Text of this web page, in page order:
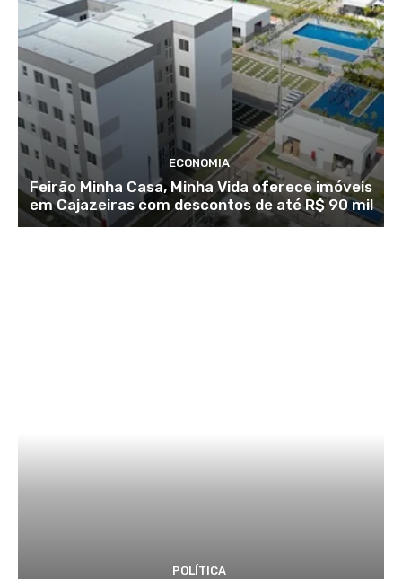
ECONOMIA
Feirão Minha Casa, Minha Vida oferece imóveis
em Cajazeiras com descontos de até R$ 90 mil
POLÍTICA